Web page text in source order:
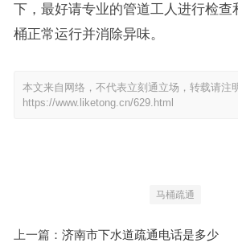
下，最好请专业的管道工人进行检查
桶正常运行并消除异味。
本文来自网络，不代表立刻通立场，转载请注
https://www.liketong.cn/629.html
马桶疏通
上一篇： 济南市下水道疏通电话是多少